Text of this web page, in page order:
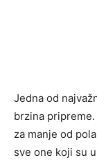
Jedna od
brzina
za manje od
sve one koji su